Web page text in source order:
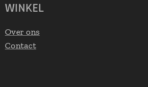
WINKEL
Over ons
Contact